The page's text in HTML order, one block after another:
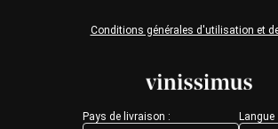
Pays de livraison : Langue
Conditions générales d'utilisation et